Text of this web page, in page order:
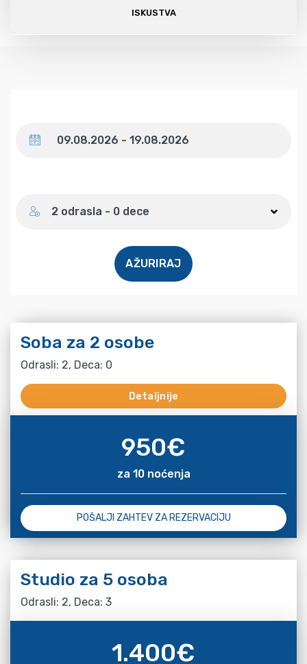
ISKUSTVA
2 odrasla - 0 dece
AŽURIRAJ
Soba za 2 osobe
Odrasli: 2, Deca: 0
Detaljnije
950€
za 10 noćenja
POŠALJI ZAHTEV ZA REZERVACIJU
Studio za 5 osoba
Odrasli: 2, Deca: 3
1.400€